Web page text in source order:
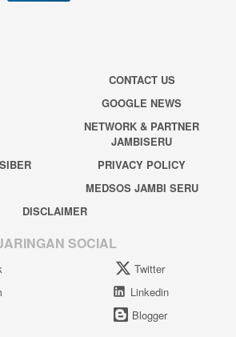
CONTACT US
GOOGLE NEWS
NETWORK & PARTNER
JAMBISERU
PRIVACY POLICY
MEDSOS JAMBI SERU
DISCLAIMER
SOCIAL
Twitter
Linkedin
Blogger